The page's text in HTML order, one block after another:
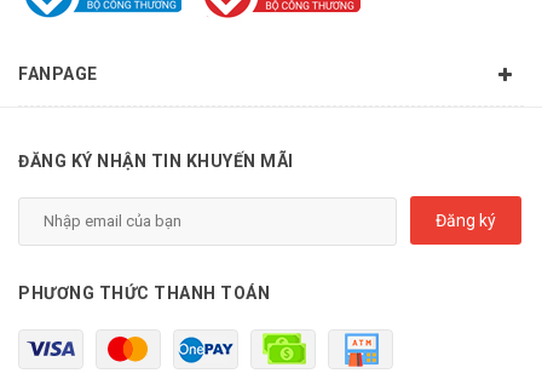
dụng nên bảo quản ngăn mát.
FANPAGE
ĐĂNG KÝ NHẬN TIN KHUYẾN MÃI
Đăng ký
PHƯƠNG THỨC THANH TOÁN